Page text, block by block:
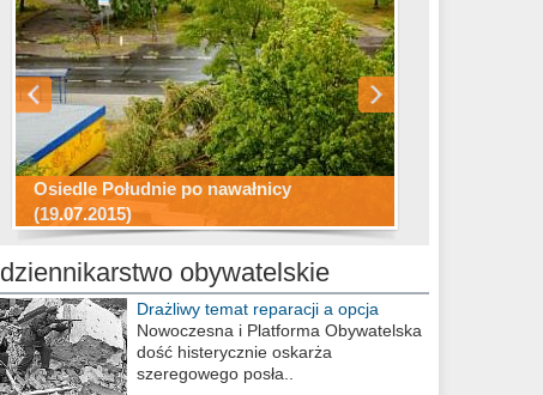
Osiedle Południe po nawałnicy
(19.07.2015)
Wizytówka Włocławka
polowanie wigilijne 2014
dziennikarstwo obywatelskie
Drażliwy temat reparacji a opcja
berlińska
Nowoczesna i Platforma Obywatelska
dość histerycznie oskarża
szeregowego posła..